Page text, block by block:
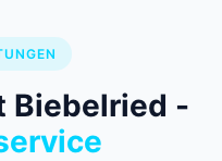
Biebelried -